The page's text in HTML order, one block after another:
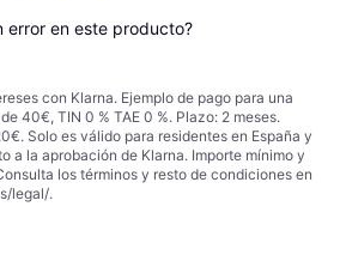
error en este producto?
con Klarna. Ejemplo de pago para una
40€, TIN 0 % TAE 0 %. Plazo: 2 meses.
Solo es válido para residentes en España y
a la aprobación de Klarna. Importe mínimo y
los términos y resto de condiciones en
legal/.